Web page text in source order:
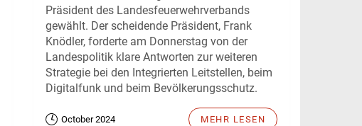
Präsident des Landesfeuerwehrverbands
gewählt. Der scheidende Präsident, Frank
Knödler, forderte am Donnerstag von der
Landespolitik klare Antworten zur weiteren
Strategie bei den Integrierten Leitstellen, beim
Digitalfunk und beim Bevölkerungsschutz.
October 2024 MEHR LESEN